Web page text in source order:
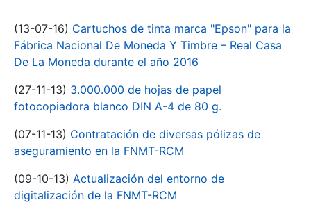
(13-07-16) Cartuchos de tinta marca "Epson" para la
Fábrica Nacional De Moneda Y Timbre – Real Casa
De La Moneda durante el año 2016
(27-11-13) 3.000.000 de hojas de papel
fotocopiadora blanco DIN A-4 de 80 g.
(07-11-13) Contratación de diversas pólizas de
aseguramiento en la FNMT-RCM
(09-10-13) Actualización del entorno de
digitalización de la FNMT-RCM